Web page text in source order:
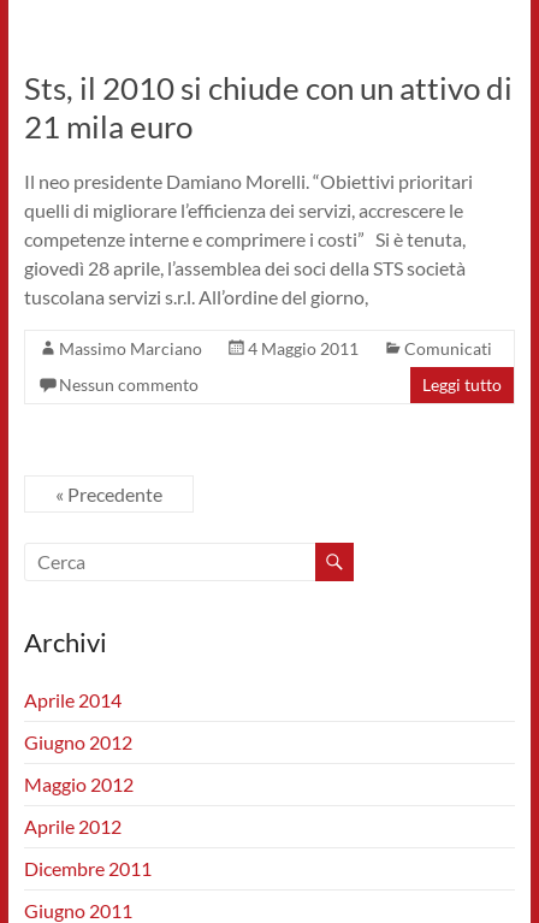
Sts, il 2010 si chiude con un attivo di
21 mila euro
Il neo presidente Damiano Morelli. “Obiettivi prioritari
quelli di migliorare l’efficienza dei servizi, accrescere le
competenze interne e comprimere i costi” Si è tenuta,
giovedì 28 aprile, l’assemblea dei soci della STS società
tuscolana servizi s.r.l. All’ordine del giorno,
Massimo Marciano 4 Maggio 2011
Comunicati
Nessun commento
Leggi tutto
« Precedente
Archivi
Aprile 2014
Giugno 2012
Maggio 2012
Aprile 2012
Dicembre 2011
Giugno 2011